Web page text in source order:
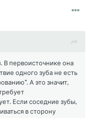
В первоисточнике она
одного зуба не есть
А это значит,
Если соседние зубы,
в сторону